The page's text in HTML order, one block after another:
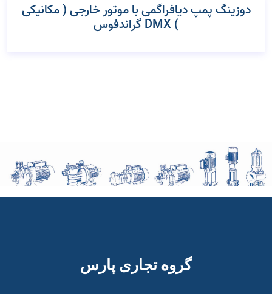
دوزینگ پمپ دیافراگمی با موتور خارجی ( مکانیکی
) DMX گراندفوس
گروه تجاری پارس